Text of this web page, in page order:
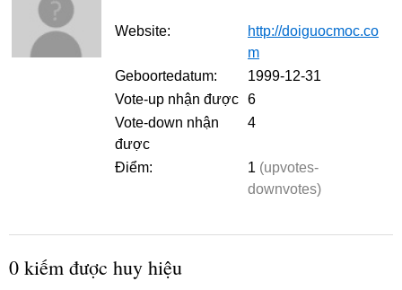
Website:
http://doiguocmoc.co
m
Geboortedatum:
1999-12-31
Vote-up nhận được 6
Vote-down nhận
được
4
Điểm: 1 (upvotes-
downvotes)
0 kiếm được huy hiệu